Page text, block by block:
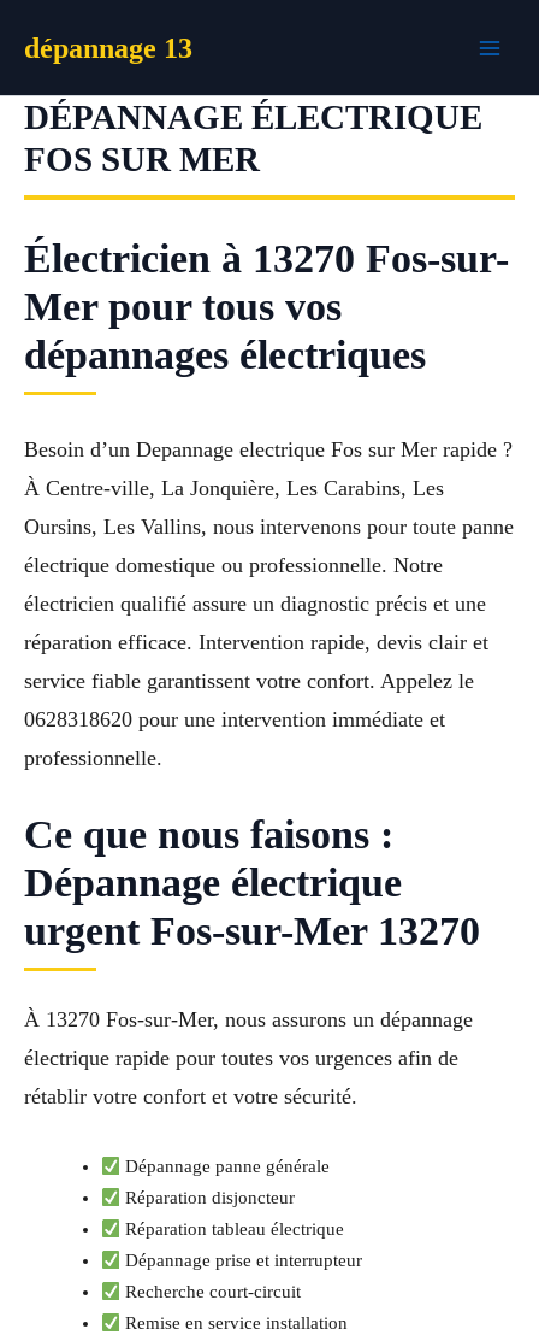
dépannage 13
DÉPANNAGE ÉLECTRIQUE
FOS SUR MER
Électricien à 13270 Fos-sur-
Mer pour tous vos
dépannages électriques
Besoin d’un Depannage electrique Fos sur Mer rapide ?
À Centre-ville, La Jonquière, Les Carabins, Les
Oursins, Les Vallins, nous intervenons pour toute panne
électrique domestique ou professionnelle. Notre
électricien qualifié assure un diagnostic précis et une
réparation efficace. Intervention rapide, devis clair et
service fiable garantissent votre confort. Appelez le
0628318620 pour une intervention immédiate et
professionnelle.
Ce que nous faisons :
Dépannage électrique
urgent Fos-sur-Mer 13270
À 13270 Fos-sur-Mer, nous assurons un dépannage
électrique rapide pour toutes vos urgences afin de
rétablir votre confort et votre sécurité.
Dépannage panne générale
Réparation disjoncteur
Réparation tableau électrique
Dépannage prise et interrupteur
Recherche court-circuit
Remise en service installation